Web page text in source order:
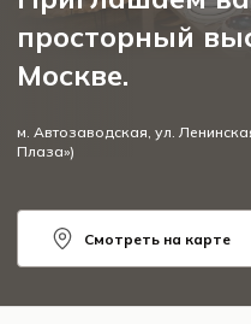
просторный
Москве.
м. Автозаводская, ул.
Плаза»)
Смотреть на карте